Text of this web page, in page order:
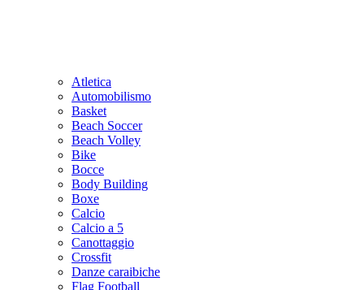
Atletica
Automobilismo
Basket
Beach Soccer
Beach Volley
Bike
Bocce
Body Building
Boxe
Calcio
Calcio a 5
Canottaggio
Crossfit
Danze caraibiche
Flag Football